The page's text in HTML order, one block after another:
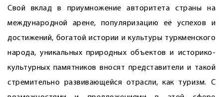
Свой вклад в приумножение авторитета страны на
международной арене, популяризацию её успехов и
достижений, богатой истории и культуры туркменского
народа, уникальных природных объектов и историко-
культурных памятников вносят представители и такой
стремительно развивающейся отрасли, как туризм. С